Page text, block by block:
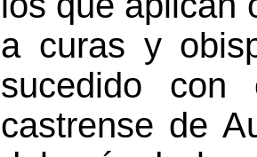
a curas y
sucedido
castrense de